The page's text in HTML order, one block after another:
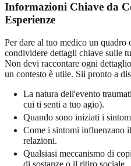
Informazioni Chiave da
Esperienze
Per dare al tuo medico un quadro
condividere dettagli chiave sulle
Non devi raccontare ogni
un contesto è utile. Sii pronto a
La natura dell'evento
cui ti senti a tuo agio).
Quando sono iniziati i
Come i sintomi influenzano
relazioni.
Qualsiasi meccanismo di
di sostanze o il ritiro sociale.